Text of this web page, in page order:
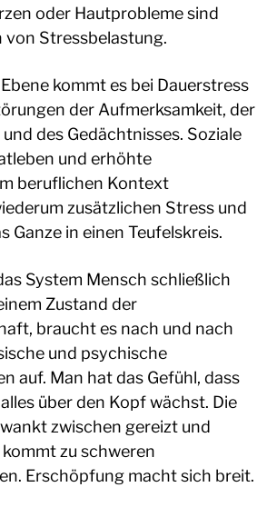
oder Hautprobleme sind
von Stressbelastung.
kommt es bei Dauerstress
der Aufmerksamkeit, der
des Gedächtnisses. Soziale
und erhöhte
beruflichen Kontext
zusätzlichen Stress und
Ganze in einen Teufelskreis.
System Mensch schließlich
Zustand der
braucht es nach und nach
und psychische
auf. Man hat das Gefühl, dass
über den Kopf wächst. Die
zwischen gereizt und
zu schweren
Erschöpfung macht sich breit.